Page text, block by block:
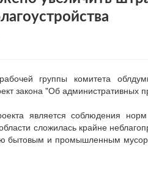
группы комитета
закона "Об административных
является соблюдения
сложилась крайне
бытовым и промышленным